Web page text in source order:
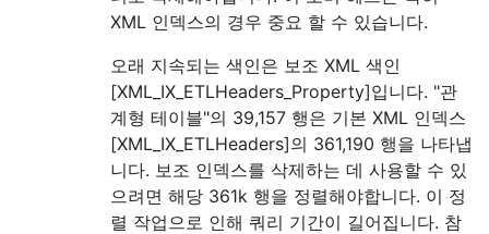
XML 인덱스의 경우 중요 할 수 있습니다.
오래 지속되는 색인은 보조 XML 색인
[XML_IX_ETLHeaders_Property]입니다. "관
계형 테이블"의 39,157 행은 기본 XML 인덱스
[XML_IX_ETLHeaders]의 361,190 행을 나타냅
니다. 보조 인덱스를 삭제하는 데 사용할 수 있
으려면 해당 361k 행을 정렬해야합니다. 이 정
렬 작업으로 인해 쿼리 기간이 길어집니다. 참